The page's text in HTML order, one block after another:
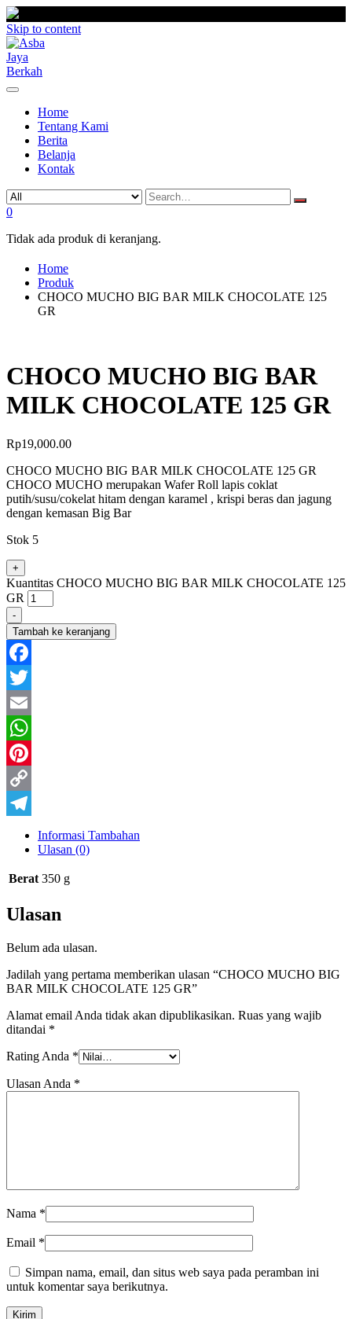
Skip to content
Home
Tentang Kami
Berita
Belanja
Kontak
0
Tidak ada produk di keranjang.
Home
Produk
CHOCO MUCHO BIG BAR MILK CHOCOLATE 125
GR
CHOCO MUCHO BIG BAR
MILK CHOCOLATE 125 GR
Rp19,000.00
CHOCO MUCHO BIG BAR MILK CHOCOLATE 125 GR
CHOCO MUCHO merupakan Wafer Roll lapis coklat
putih/susu/cokelat hitam dengan karamel , krispi beras dan jagung
dengan kemasan Big Bar
Stok 5
+
Kuantitas CHOCO MUCHO BIG BAR MILK CHOCOLATE 125
GR
-
Tambah ke keranjang
Facebook
Twitter
Email
WhatsApp
Pinterest
Copy
Telegram
Informasi Tambahan
Ulasan (0)
Berat 350 g
Ulasan
Belum ada ulasan.
Jadilah yang pertama memberikan ulasan “CHOCO MUCHO BIG
BAR MILK CHOCOLATE 125 GR”
Alamat email Anda tidak akan dipublikasikan. Ruas yang wajib
ditandai *
Rating Anda *
Ulasan Anda *
Nama *
Email *
Simpan nama, email, dan situs web saya pada peramban ini
untuk komentar saya berikutnya.